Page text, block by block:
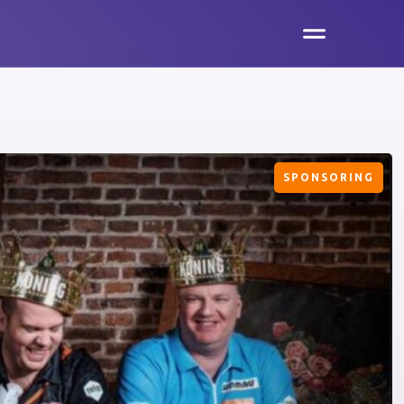
SPONSORING